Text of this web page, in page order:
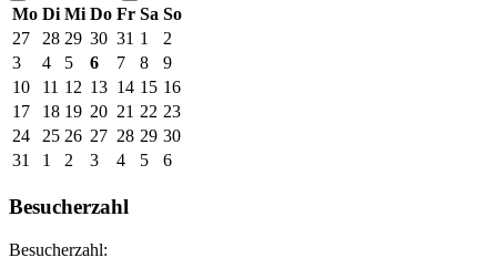
Mo Di Mi Do Fr Sa So
27
28 29 30 31 1
2
3
4 5 6 7 8
9
10
11 12 13 14 15 16
17
18 19 20 21 22 23
24
25 26 27 28 29 30
31
1 2 3 4 5 6
Besucherzahl
Besucherzahl: